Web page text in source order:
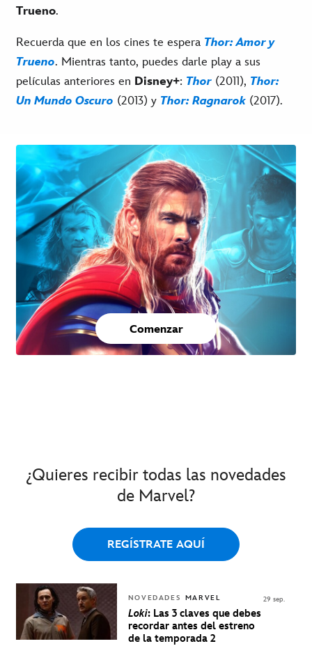
Trueno.
Recuerda que en los cines te espera Thor: Amor y
Trueno. Mientras tanto, puedes darle play a sus
películas anteriores en Disney+: Thor (2011), Thor:
Un Mundo Oscuro (2013) y Thor: Ragnarok (2017).
Comenzar
¿Quieres recibir todas las novedades
de Marvel?
REGÍSTRATE AQUÍ
NOVEDADES MARVEL
Loki: Las 3 claves que debes
recordar antes del estreno
de la temporada 2
29 sep.